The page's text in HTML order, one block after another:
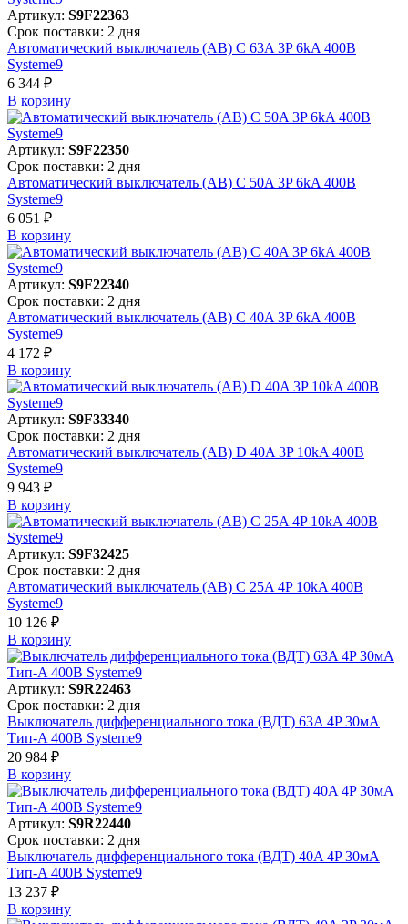
Артикул: S9F22363
Срок поставки: 2 дня
Автоматический выключатель (АВ) C 63A 3P 6kA 400В
Systeme9
6 344 ₽
В корзинy
Артикул: S9F22350
Срок поставки: 2 дня
Автоматический выключатель (АВ) C 50A 3P 6kA 400В
Systeme9
6 051 ₽
В корзинy
Артикул: S9F22340
Срок поставки: 2 дня
Автоматический выключатель (АВ) C 40A 3P 6kA 400В
Systeme9
4 172 ₽
В корзинy
Артикул: S9F33340
Срок поставки: 2 дня
Автоматический выключатель (АВ) D 40A 3P 10kA 400В
Systeme9
9 943 ₽
В корзинy
Артикул: S9F32425
Срок поставки: 2 дня
Автоматический выключатель (АВ) C 25A 4P 10kA 400В
Systeme9
10 126 ₽
В корзинy
Артикул: S9R22463
Срок поставки: 2 дня
Выключатель дифференциального тока (ВДТ) 63A 4P 30мА
Тип-A 400В Systeme9
20 984 ₽
В корзинy
Артикул: S9R22440
Срок поставки: 2 дня
Выключатель дифференциального тока (ВДТ) 40A 4P 30мА
Тип-A 400В Systeme9
13 237 ₽
В корзинy